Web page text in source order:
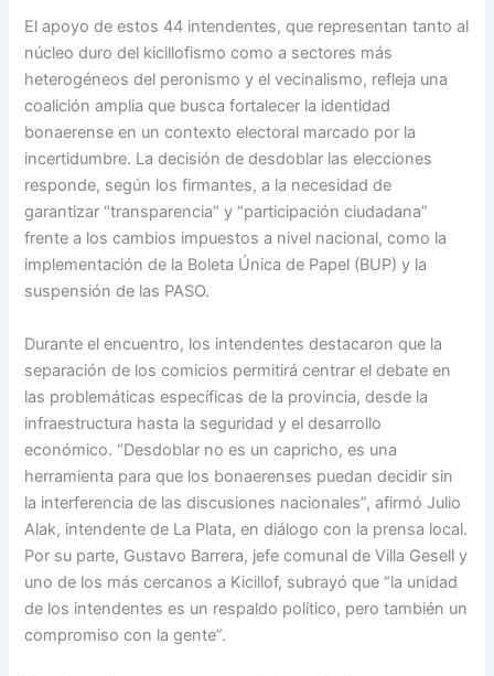
El apoyo de estos 44 intendentes, que representan tanto al
núcleo duro del kicillofismo como a sectores más
heterogéneos del peronismo y el vecinalismo, refleja una
coalición amplia que busca fortalecer la identidad
bonaerense en un contexto electoral marcado por la
incertidumbre. La decisión de desdoblar las elecciones
responde, según los firmantes, a la necesidad de
garantizar “transparencia” y “participación ciudadana”
frente a los cambios impuestos a nivel nacional, como la
implementación de la Boleta Única de Papel (BUP) y la
suspensión de las PASO.
Durante el encuentro, los intendentes destacaron que la
separación de los comicios permitirá centrar el debate en
las problemáticas específicas de la provincia, desde la
infraestructura hasta la seguridad y el desarrollo
económico. “Desdoblar no es un capricho, es una
herramienta para que los bonaerenses puedan decidir sin
la interferencia de las discusiones nacionales”, afirmó Julio
Alak, intendente de La Plata, en diálogo con la prensa local.
Por su parte, Gustavo Barrera, jefe comunal de Villa Gesell y
uno de los más cercanos a Kicillof, subrayó que “la unidad
de los intendentes es un respaldo político, pero también un
compromiso con la gente”.